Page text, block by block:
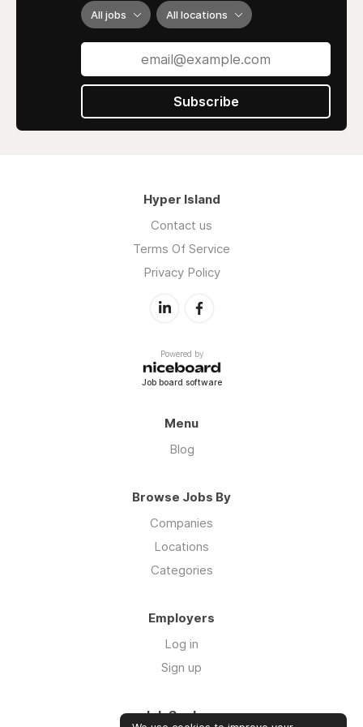
All jobs All locations
Subscribe
Hyper Island
Contact us
Terms Of Service
Privacy Policy
Powered by
Job board software
Menu
Blog
Browse Jobs By
Companies
Locations
Categories
Employers
Log in
Sign up
Job Seekers